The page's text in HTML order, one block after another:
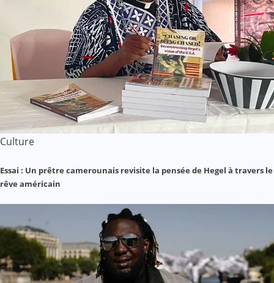
Culture
Essai : Un prêtre camerounais revisite la pensée de Hegel à travers le
rêve américain